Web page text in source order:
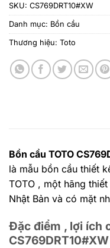
SKU: CS769DRT10#XW
Danh mục: Bồn cầu
Thương hiệu: Toto
Bồn cầu TOTO
là mẫu bồn cầu thiết
TOTO , một hãng
Nhật Bản và có mặt
Đặc điểm , lợi ích
CS769DRT10#XW